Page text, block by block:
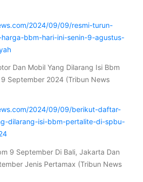
2024/09/09/resmi-turun-
bbm-hari-ini-senin-9-agustus-
Dan Mobil Yang Dilarang Isi Bbm
September 2024 (Tribun News
2024/09/09/berikut-daftar-
dilarang-isi-bbm-pertalite-di-spbu-
9 September Di Bali, Jakarta Dan
Jenis Pertamax (Tribun News